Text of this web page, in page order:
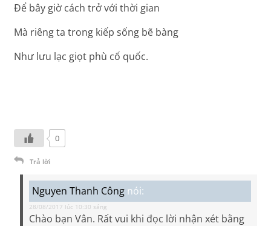
Để bây giờ cách trở với thời gian
Mà riêng ta trong kiếp sống bẽ bàng
Như lưu lạc giọt phù cố quốc.
0
Trả lời
Nguyen Thanh Công nói:
28/08/2017 lúc 10:30 sáng
Chào bạn Vân. Rất vui khi đọc lời nhận xét bằng